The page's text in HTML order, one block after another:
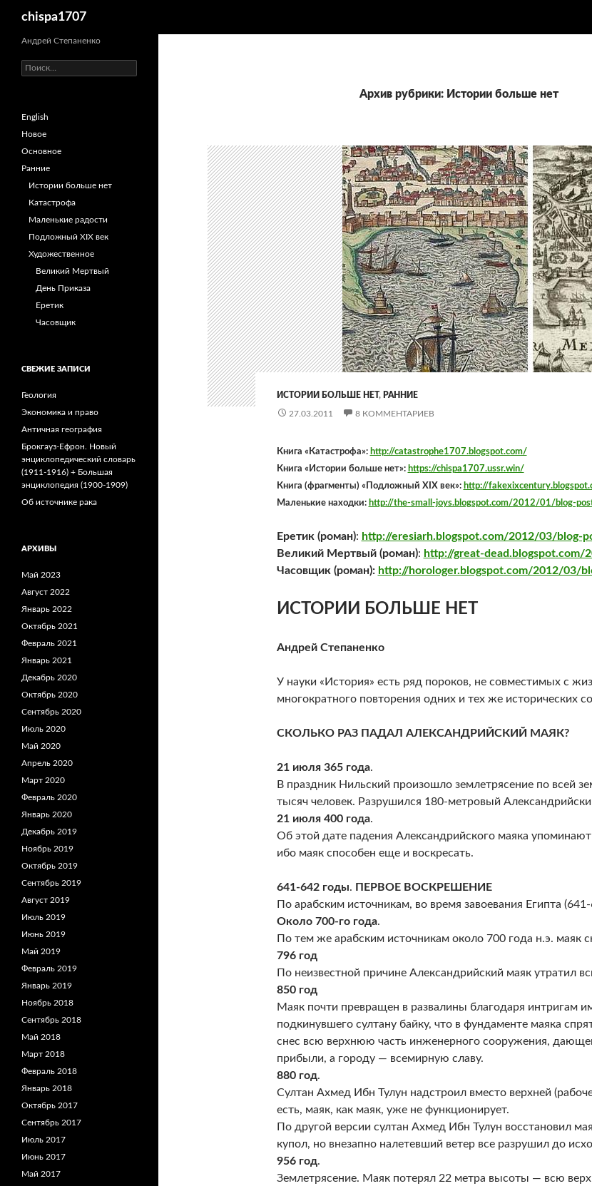
Перейти
содержимому
chispa1707
Архив рубрики: Истории больше нет
ИСТОРИИ БОЛЬШЕ НЕТ, РАННИЕ
27.03.2011 8 КОММЕНТАРИЕВ
Книга «Катастрофа»: http://catastrophe1707.blogspot.com/
Книга «Истории больше нет»: https://chispa1707.ussr.win/
Книга (фрагменты) «Подложный XIX век»: http://
Маленькие находки: http://the-small-joys.blogspot.com/2012/01/blog-
Еретик (роман): http://eresiarh.blogspot.com/2012/03/blog-
Великий Мертвый (роман): http://great-dead.blogspot.com/
Часовщик (роман): http://horologer.blogspot.com/2012/03/
ИСТОРИИ БОЛЬШЕ НЕТ
Андрей Степаненко
У науки «История» есть ряд пороков, не совместимых с
многократного повторения одних и тех же исторических
СКОЛЬКО РАЗ ПАДАЛ АЛЕКСАНДРИЙСКИЙ МАЯК?
21 июля 365 года.
В праздник Нильский произошло землетрясение по всей
тысяч человек. Разрушился 180-метровый
21 июля 400 года.
Об этой дате падения Александрийского маяка
ибо маяк способен еще и воскресать.
641-642 годы. ПЕРВОЕ ВОСКРЕШЕНИЕ
По арабским источникам, во время завоевания Египта
Около 700-го года.
По тем же арабским источникам около 700 года н.э. маяк
796 год
По неизвестной причине Александрийский маяк утратил
850 год
Маяк почти превращен в развалины благодаря интригам
подкинувшего султану байку, что в фундаменте маяка
снес всю верхнюю часть инженерного сооружения,
прибыли, а городу — всемирную славу.
880 год.
Султан Ахмед Ибн Тулун надстроил вместо верхней
есть, маяк, как маяк, уже не функционирует.
По другой версии султан Ахмед Ибн Тулун восстановил
купол, но внезапно налетевший ветер все разрушил до
956 год.
Землетрясение. Маяк потерял 22 метра высоты — всю
Андрей Степаненко
Найти:
English
Новое
Основное
Ранние
Истории больше нет
Катастрофа
Маленькие радости
Подложный XIX век
Художественное
Великий Мертвый
День Приказа
Еретик
Часовщик
СВЕЖИЕ ЗАПИСИ
Геология
Экономика и право
Античная география
Брокгауз-Ефрон. Новый
энциклопедический словарь
(1911-1916) + Большая
энциклопедия (1900-1909)
Об источнике рака
АРХИВЫ
Май 2023
Август 2022
Январь 2022
Октябрь 2021
Февраль 2021
Январь 2021
Декабрь 2020
Октябрь 2020
Сентябрь 2020
Июль 2020
Май 2020
Апрель 2020
Март 2020
Февраль 2020
Январь 2020
Декабрь 2019
Ноябрь 2019
Октябрь 2019
Сентябрь 2019
Август 2019
Июль 2019
Июнь 2019
Май 2019
Февраль 2019
Январь 2019
Ноябрь 2018
Сентябрь 2018
Май 2018
Март 2018
Февраль 2018
Январь 2018
Октябрь 2017
Сентябрь 2017
Июль 2017
Июнь 2017
Май 2017